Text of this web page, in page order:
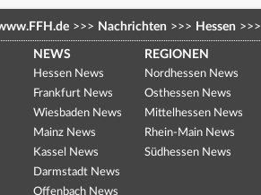
>>> Nachrichten >>> Hessen >>>
NEWS
Hessen News
Frankfurt News
Wiesbaden News
Mainz News
Kassel News
Darmstadt News
Offenbach News
REGIONEN
Nordhessen News
Osthessen News
Mittelhessen News
Rhein-Main News
Südhessen News